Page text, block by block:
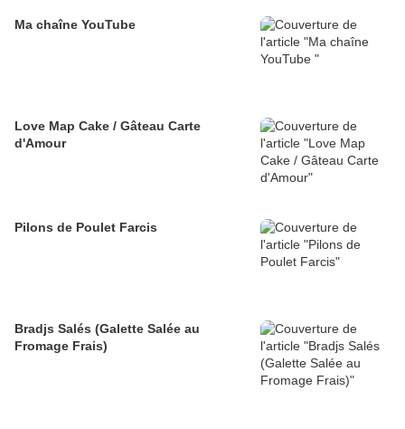
Ma chaîne YouTube
Love Map Cake / Gâteau Carte
d'Amour
Pilons de Poulet Farcis
Bradjs Salés (Galette Salée au
Fromage Frais)